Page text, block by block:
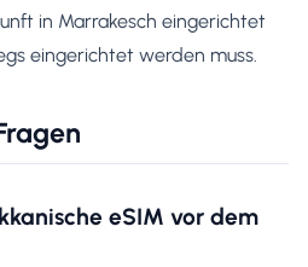
in Marrakesch eingerichtet
eingerichtet werden muss.
eSIM vor dem